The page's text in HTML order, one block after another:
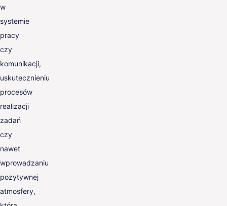
w
systemie
pracy
czy
komunikacji,
uskutecznieniu
procesów
realizacji
zadań
czy
nawet
wprowadzaniu
pozytywnej
atmosfery,